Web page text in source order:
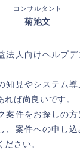
コンサルタント
菊池文
法人向けヘルプ
知見やシステム
ば尚良いです。
案件をお探しの
、案件への申し
さい。